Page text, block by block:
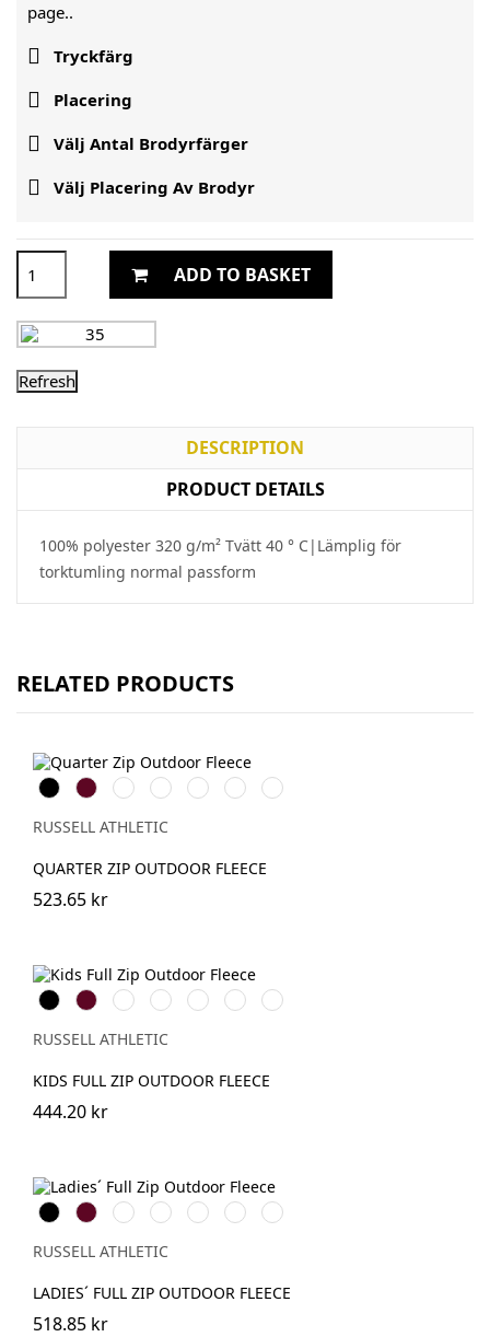
page..
 Tryckfärg
 Placering
 Välj Antal Brodyrfärger
 Välj Placering Av Brodyr
ADD TO BASKET
DESCRIPTION
PRODUCT DETAILS
100% polyester 320 g/m² Tvätt 40 ° C|Lämplig för
torktumling normal passform
RELATED PRODUCTS
BlackBurgundy
French
Navy
Bright
Royal
Bottle
Green
Classic
Red
Convoy
Grey
RUSSELL ATHLETIC
QUARTER ZIP OUTDOOR FLEECE
523.65 kr
BlackBurgundy
French
Navy
Bright
Royal
Bottle
Green
Classic
Red
Convoy
Grey
RUSSELL ATHLETIC
KIDS FULL ZIP OUTDOOR FLEECE
444.20 kr
BlackBurgundy
French
Navy
Bright
Royal
Bottle
Green
Classic
Red
Convoy
Grey
RUSSELL ATHLETIC
LADIES´ FULL ZIP OUTDOOR FLEECE
518.85 kr